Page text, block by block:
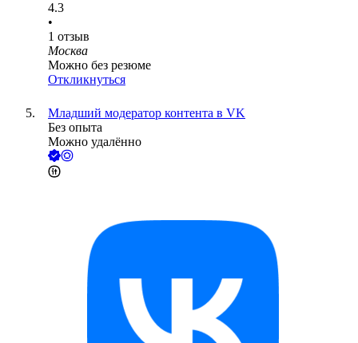
4.3
•
1 отзыв
Москва
Можно без резюме
Откликнуться
Младший модератор контента в VK
Без опыта
Можно удалённо